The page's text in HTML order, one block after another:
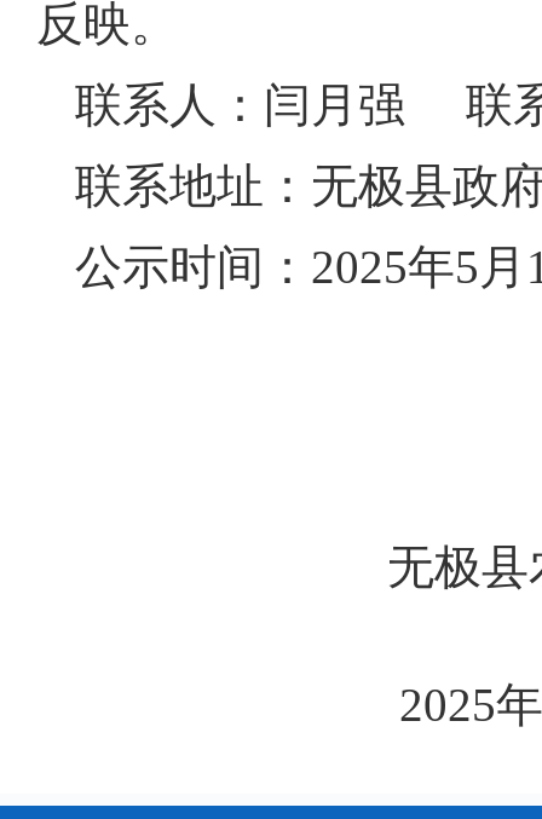
反映。
联系人：闫月强 联
联系地址：无极县政
公示时间：2025年5月
无极县农业
2025年5月